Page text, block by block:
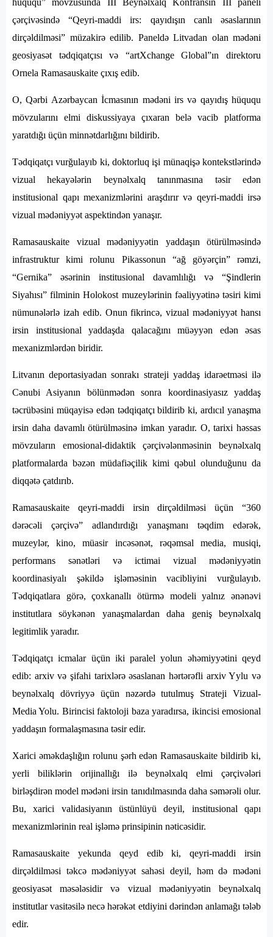
hüququ” mövzusunda III Beynəlxalq Konfransın III paneli
çərçivəsində “Qeyri-maddi irs: qayıdışın canlı əsaslarının
dirçəldilməsi” müzakirə edilib. Paneldə Litvadan olan mədəni
geosiyasət tədqiqatçısı və “artXchange Global”ın direktoru
Ornela Ramasauskaite çıxış edib.
O, Qərbi Azərbaycan İcmasının mədəni irs və qayıdış hüququ
mövzularını elmi diskussiyaya çıxaran belə vacib platforma
yaratdığı üçün minnətdarlığını bildirib.
Tədqiqatçı vurğulayıb ki, doktorluq işi münaqişə kontekstlərində
vizual hekayələrin beynəlxalq tanınmasına təsir edən
institusional qapı mexanizmlərini araşdırır və qeyri-maddi irsə
vizual mədəniyyət aspektindən yanaşır.
Ramasauskaite vizual mədəniyyətin yaddaşın ötürülməsində
infrastruktur kimi rolunu Pikassonun “ağ göyərçin” rəmzi,
“Gernika” əsərinin institusional davamlılığı və “Şindlerin
Siyahısı” filminin Holokost muzeylərinin fəaliyyətinə təsiri kimi
nümunələrlə izah edib. Onun fikrincə, vizual mədəniyyət hansı
irsin institusional yaddaşda qalacağını müəyyən edən əsas
mexanizmlərdən biridir.
Litvanın deportasiyadan sonrakı strateji yaddaş idarəetməsi ilə
Cənubi Asiyanın bölünmədən sonra koordinasiyasız yaddaş
təcrübəsini müqayisə edən tədqiqatçı bildirib ki, ardıcıl yanaşma
irsin daha davamlı ötürülməsinə imkan yaradır. O, tarixi həssas
mövzuların emosional-didaktik çərçivələnməsinin beynəlxalq
platformalarda bəzən müdafiəçilik kimi qəbul olunduğunu da
diqqətə çatdırıb.
Ramasauskaite qeyri-maddi irsin dirçəldilməsi üçün “360
dərəcəli çərçivə” adlandırdığı yanaşmanı təqdim edərək,
muzeylər, kino, müasir incəsənət, rəqəmsal media, musiqi,
performans sənətləri və ictimai vizual mədəniyyətin
koordinasiyalı şəkildə işləməsinin vacibliyini vurğulayıb.
Tədqiqatlara görə, çoxkanallı ötürmə modeli yalnız ənənəvi
institutlara söykənən yanaşmalardan daha geniş beynəlxalq
legitimlik yaradır.
Tədqiqatçı icmalar üçün iki paralel yolun əhəmiyyətini qeyd
edib: arxiv və şifahi tarixlərə əsaslanan hərtərəfli arxiv Yylu və
beynəlxalq dövriyyə üçün nəzərdə tutulmuş Strateji Vizual-
Media Yolu. Birincisi faktoloji baza yaradırsa, ikincisi emosional
yaddaşın formalaşmasına təsir edir.
Xarici əməkdaşlığın rolunu şərh edən Ramasauskaite bildirib ki,
yerli biliklərin orijinallığı ilə beynəlxalq elmi çərçivələri
birləşdirən model mədəni irsin tanıdılmasında daha səmərəli olur.
Bu, xarici validasiyanın üstünlüyü deyil, institusional qapı
mexanizmlərinin real işləmə prinsipinin nəticəsidir.
Ramasauskaite yekunda qeyd edib ki, qeyri-maddi irsin
dirçəldilməsi təkcə mədəniyyət sahəsi deyil, həm də mədəni
geosiyasət məsələsidir və vizual mədəniyyətin beynəlxalq
institutlar vasitəsilə necə hərəkət etdiyini dərindən anlamağı tələb
edir.